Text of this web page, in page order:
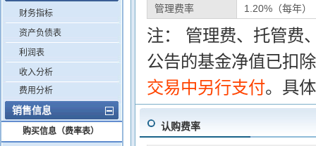
财务指标
资产负债表
利润表
收入分析
费用分析
销售信息
购买信息（费率表）
管理费率 1.20%（每年）
注： 管理费、托管费
公告的基金净值已扣
交易中另行支付。具
认购费率